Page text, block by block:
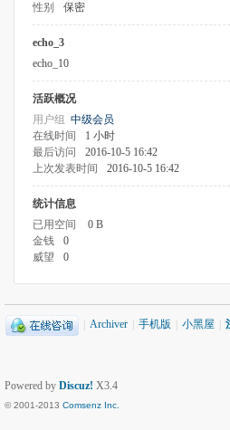
性别 保密
echo_3
echo_10
活跃概况
用户组 中级会员
在线时间
1 小时
最后访问
2016-10-5 16:42
上次发表时间
2016-10-5 16:42
统计信息
已用空间
0 B
金钱
0
威望
0
Archiver 手机版 小黑屋
Powered by Discuz! X3.4
© 2001-2013 Comsenz Inc.